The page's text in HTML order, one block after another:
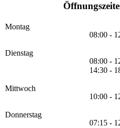
Montag
08:00 -
Dienstag
08:00 -
14:30 -
Mittwoch
10:00 -
Donnerstag
07:15 -